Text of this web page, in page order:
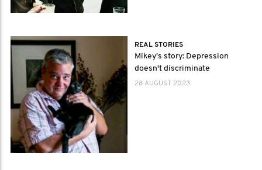
REAL STORIES
Mikey's story: Depression
doesn't discriminate
28 AUGUST 2023